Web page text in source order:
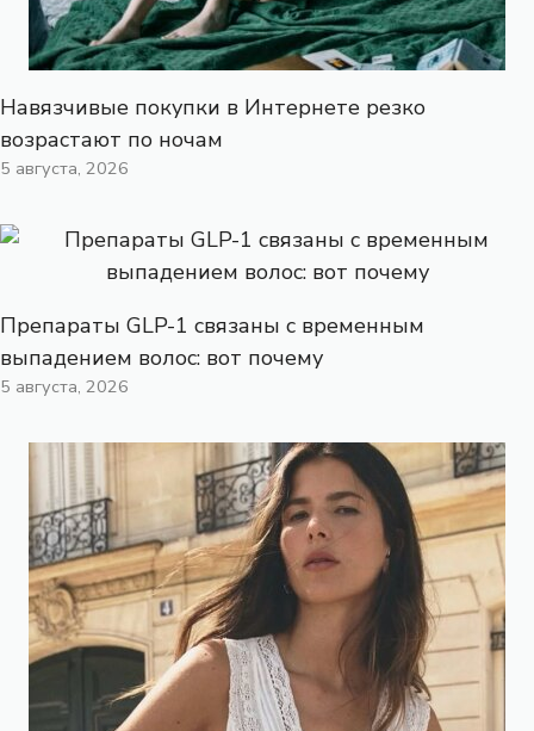
Навязчивые покупки в Интернете резко
возрастают по ночам
5 августа, 2026
Препараты GLP-1 связаны с временным
выпадением волос: вот почему
5 августа, 2026